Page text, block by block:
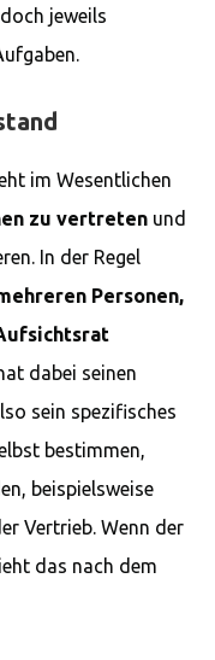
jeweils
im Wesentlichen
zu vertreten und
In der Regel
Personen,
dabei seinen
sein spezifisches
bestimmen,
beispielsweise
Vertrieb. Wenn der
das nach dem